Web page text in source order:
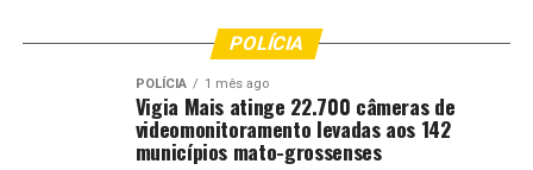
POLÍCIA
POLÍCIA 1 mês ago
Vigia Mais atinge 22.700 câmeras de
videomonitoramento levadas aos 142
municípios mato-grossenses